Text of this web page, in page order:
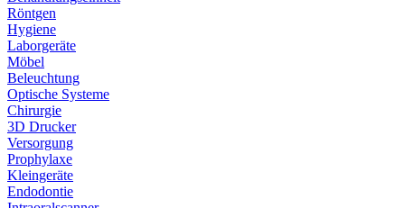
Röntgen
Hygiene
Laborgeräte
Möbel
Beleuchtung
Optische Systeme
Chirurgie
3D Drucker
Versorgung
Prophylaxe
Kleingeräte
Endodontie